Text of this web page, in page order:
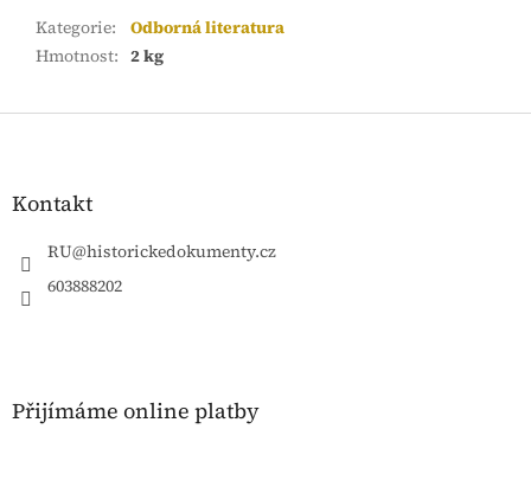
Kategorie:
Odborná literatura
Hmotnost: 2 kg
Z
Kontakt
RU@historickedokumenty.cz
603888202
Přijímáme online platby